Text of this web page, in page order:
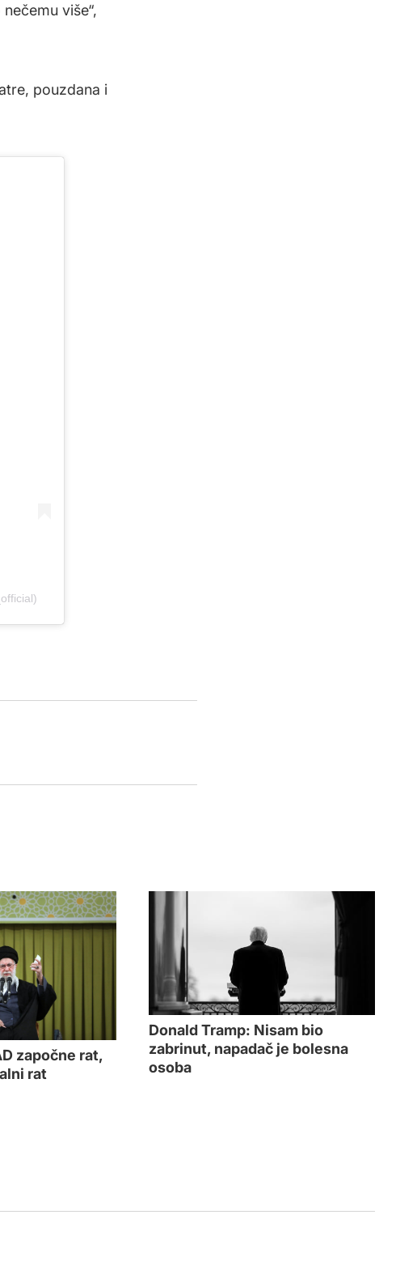
više“,
pouzdana i
započne rat,
rat
Donald Tramp: Nisam bio
zabrinut, napadač je bolesna
osoba